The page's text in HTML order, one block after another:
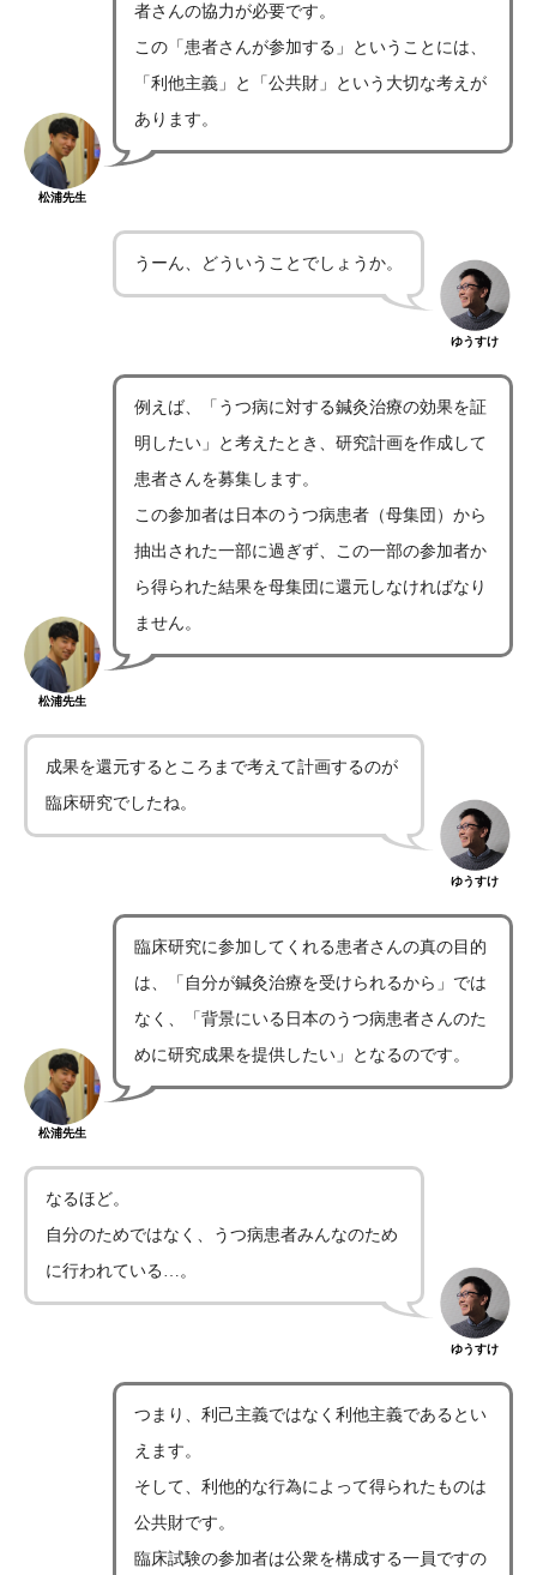
松浦先生
者さんの協力が必要です。
この「患者さんが参加する」ということには、
「利他主義」と「公共財」という大切な考えが
あります。
うーん、どういうことでしょうか。
ゆうすけ
松浦先生
例えば、「うつ病に対する鍼灸治療の効果を証
明したい」と考えたとき、研究計画を作成して
患者さんを募集します。
この参加者は日本のうつ病患者（母集団）から
抽出された一部に過ぎず、この一部の参加者か
ら得られた結果を母集団に還元しなければなり
ません。
成果を還元するところまで考えて計画するのが
臨床研究でしたね。
ゆうすけ
松浦先生
臨床研究に参加してくれる患者さんの真の目的
は、「自分が鍼灸治療を受けられるから」では
なく、「背景にいる日本のうつ病患者さんのた
めに研究成果を提供したい」となるのです。
なるほど。
自分のためではなく、うつ病患者みんなのため
に行われている…。
ゆうすけ
つまり、利己主義ではなく利他主義であるとい
えます。
そして、利他的な行為によって得られたものは
公共財です。
臨床試験の参加者は公衆を構成する一員ですの